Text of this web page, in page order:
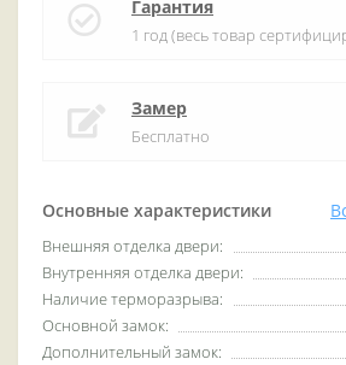
Основные характеристики
Внешняя отделка двери:
Внутренняя отделка двери:
Наличие терморазрыва:
Основной замок:
Дополнительный замок:
Гарантия
1 год (весь товар
Замер
Бесплатно